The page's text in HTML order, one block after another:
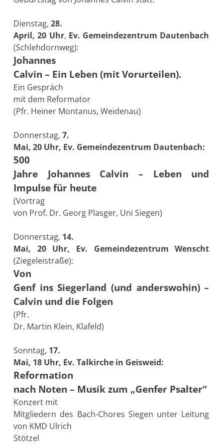
Dienstag,28.
April, 20 Uhr, Ev. Gemeindezentrum Dautenbach
(Schlehdornweg):
Johannes
Calvin – Ein Leben (mit Vorurteilen).
Ein Gespräch
mit dem Reformator
(Pfr. Heiner Montanus, Weidenau)
Donnerstag,7.
Mai, 20 Uhr, Ev. Gemeindezentrum Dautenbach:
500
Jahre Johannes Calvin – Leben und
Impulse für heute
(Vortrag
von Prof. Dr. Georg Plasger, Uni Siegen)
Donnerstag, 14.
Mai, 20 Uhr, Ev. Gemeindezentrum Wenscht
(Ziegeleistraße):
Von
Genf ins Siegerland (und anderswohin) –
Calvin und die Folgen
(Pfr.
Dr. Martin Klein, Klafeld)
Sonntag, 17.
Mai, 18 Uhr, Ev. Talkirche in Geisweid:
Reformation
nach Noten – Musik zum „Genfer Psalter“
Konzert mit
Mitgliedern des Bach-Chores Siegen unter Leitung
von KMD Ulrich
Stötzel